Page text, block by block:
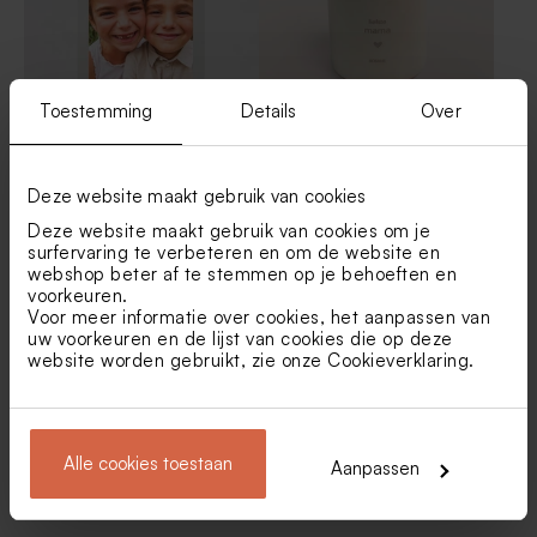
Toestemming Details Over
Deze website maakt gebruik van cookies
Deze website maakt gebruik van cookies om je
surfervaring te verbeteren en om de website en
webshop beter af te stemmen op je behoeften en
voorkeuren.
Voor meer informatie over cookies, het aanpassen van
uw voorkeuren en de lijst van cookies die op deze
website worden gebruikt, zie onze Cookieverklaring.
Alle cookies toestaan Aanpassen
Acryl bord met foto en tekst Keramieken geurkaars met
gravering
Glazen stolpje met
- S
Glazen stolpje met
persoonlijke boodschap